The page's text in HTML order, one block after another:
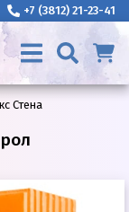
+7 (3812) 21-23-41
Стена